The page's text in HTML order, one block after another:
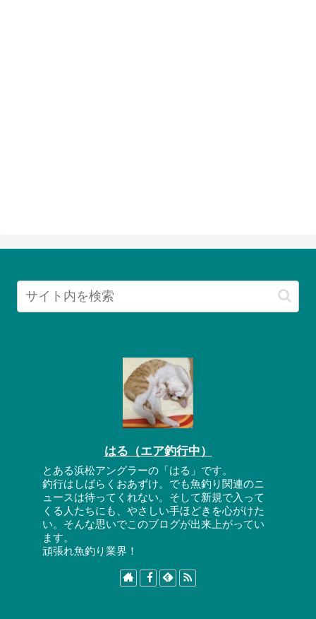
はる（エア釣行中）
とある浜松アングラーの「はる」です。
釣行はしばらくおあずけ。でも魚釣り関連のニ
ュースは待ってくれない。そして新規で入って
くる人たちにも、やさしい手ほどきを心がけた
い。そんな思いでこのブログが出来上がってい
ます。
頑張れ魚釣り業界！